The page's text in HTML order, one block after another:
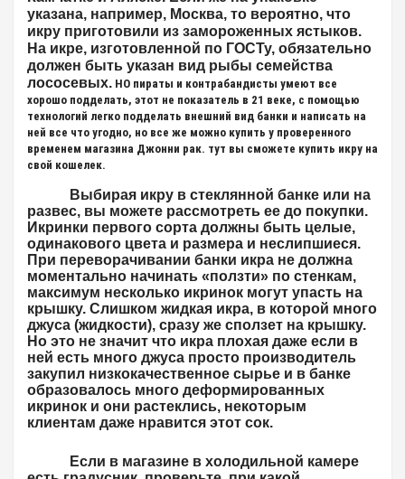
указана, например, Москва, то вероятно, что
икру приготовили из замороженных ястыков.
На икре, изготовленной по ГОСТу, обязательно
должен быть указан вид рыбы семейства
лососевых. НО пираты и контрабандисты умеют все
хорошо подделать, этот не показатель в 21 веке, с помощью
технологий легко подделать внешний вид банки и написать на
ней все что угодно, но все же можно купить у проверенного
временем магазина Джонни рак. тут вы сможете купить икру на
свой кошелек.
Выбирая икру в стеклянной банке или на
развес, вы можете рассмотреть ее до покупки.
Икринки первого сорта должны быть целые,
одинакового цвета и размера и неслипшиеся.
При переворачивании банки икра не должна
моментально начинать «ползти» по стенкам,
максимум несколько икринок могут упасть на
крышку. Слишком жидкая икра, в которой много
джуса (жидкости), сразу же сползет на крышку.
Но это не значит что икра плохая даже если в
ней есть много джуса просто производитель
закупил низкокачественное сырье и в банке
образовалось много деформированных
икринок и они растеклись, некоторым
клиентам даже нравится этот сок.
Если в магазине в холодильной камере